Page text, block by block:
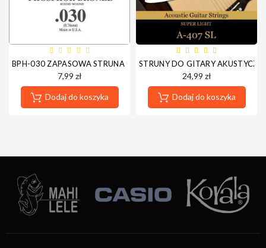
BPH-030 ZAPASOWA STRUNA GITAROWA "4" (AKUSTYCZNA/
7,99 zł
Dodaj do koszyka
STRUNY DO GITARY
24,99 zł
Dodaj do koszyka